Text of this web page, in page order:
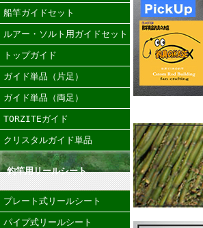
船竿ガイドセット
ルアー・ソルト用ガイドセット
トップガイド
ガイド単品（片足）
ガイド単品（両足）
TORZITEガイド
クリスタルガイド単品
釣竿用リールシート
プレート式リールシート
パイプ式リールシート